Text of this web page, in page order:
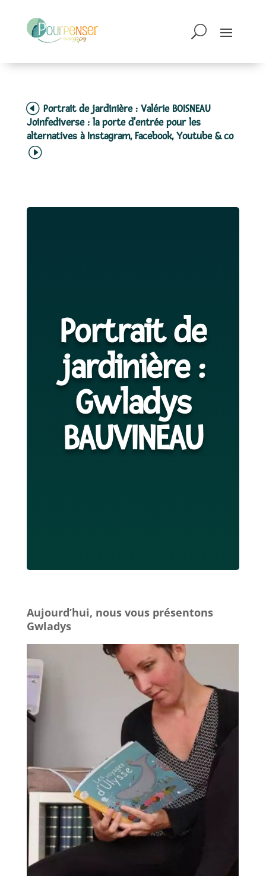
Portrait de jardinière : Valérie BOISNEAU
Joinfediverse : la porte d'entrée pour les
alternatives à Instagram, Facebook, Youtube & co
Portrait de
jardinière :
Gwladys
BAUVINEAU
Aujourd’hui, nous vous présentons
Gwladys